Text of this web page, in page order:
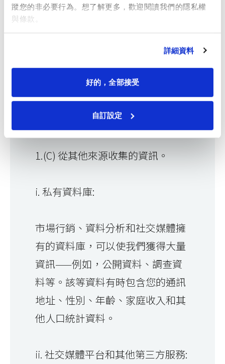
蹤您的非必要行為。想了解更多，歡迎閱讀我們的隱私權
與條款。
詳細資料
好的，全部接受
自訂設定
1.(B) 我們建立或生成的資訊。
我們會根據自己收集的其他資料推
測出新資訊，包括自動生成關於您
潛在的偏好習慣或其他特徵資訊
（以下簡稱「推測」）
1.(C) 從其他來源收集的資訊。
i. 私有資料庫:
市場行銷、資料分析和社交媒體擁
有的資料庫，可以使我們獲得大量
資訊——例如，公開資料、調查資
料等。該等資料有時包含您的通訊
地址、性別、年齡、家庭收入和其
他人口統計資料。
ii. 社交媒體平台和其他第三方服務: